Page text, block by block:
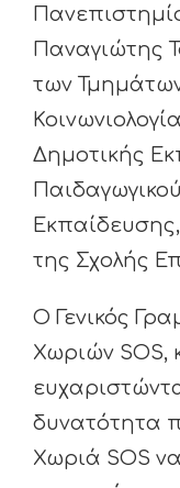
Παναγιώτης
των
Δημοτικής
της Σχολής
Ο Γενικός
Χωριών SOS,
δυνατότητα
Χωριά SOS